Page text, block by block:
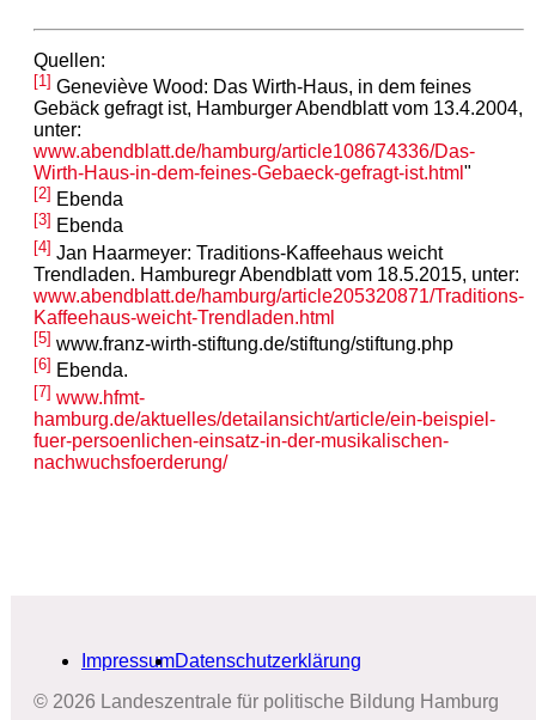
Quellen:
[1] Geneviève Wood: Das Wirth-Haus, in dem feines
Gebäck gefragt ist, Hamburger Abendblatt vom 13.4.2004,
unter:
www.abendblatt.de/hamburg/article108674336/Das-
Wirth-Haus-in-dem-feines-Gebaeck-gefragt-ist.html "
[2] Ebenda
[3] Ebenda
[4] Jan Haarmeyer: Traditions-Kaffeehaus weicht
Trendladen. Hamburegr Abendblatt vom 18.5.2015, unter:
www.abendblatt.de/hamburg/article205320871/Traditions-
Kaffeehaus-weicht-Trendladen.html
[5] www.franz-wirth-stiftung.de/stiftung/stiftung.php
[6] Ebenda.
[7] www.hfmt-
hamburg.de/aktuelles/detailansicht/article/ein-beispiel-
fuer-persoenlichen-einsatz-in-der-musikalischen-
nachwuchsfoerderung/
ImpressumDatenschutzerklärung
© 2026 Landeszentrale für politische Bildung Hamburg